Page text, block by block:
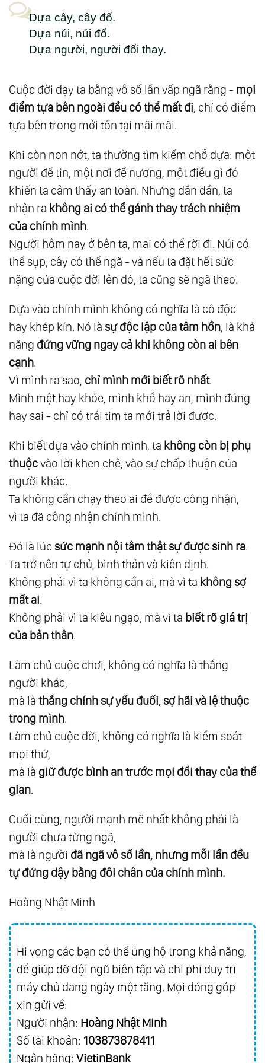
17.Thiên Đường Và Địa Ngục
18.Thượng Đế Và Quỷ Satan
19.Hành Trình Của Linh Hồn
Trong Minh Triết
21.Góc Nhìn Hooponopono Từ Khoa Học
22.Có Trí Tuệ “Ta” Sẽ Cứu Được “Mình”
23.Tiến Nhập Đại Kỷ Nguyên
24. Vượt Qua Nhị Nguyên, Bước Vào Tam
Nguyên - Con Đường Trung Đạo
25.Tam Nguyên: Nguyên Lý Vận Hành Bộ
Máy Thiên Cơ
26. Tam Nguyên: Não Lượng Tử - Nơi Khởi
Nguồn Trí Tuệ
27.Tam Nguyên: Tim Lượng Tử - Nơi Tình Yêu
Bắt Đầu
28. Tam Nguyên: Ý Thức - Nhận Thức - Niềm
Tin
29.
30.Tam Nguyên: Linh Hồn Ánh Sáng - Thân
Thể Ánh Sáng
31.Tam Nguyên: Sống Thiền - Bí Mật Trường
32.Tam Nguyên: Tình Yêu Của Nước
33. Tam Nguyên: Dòng Chảy Của Tình Yêu
34. Tam Nguyên: Thân-Tâm-Trí Hợp Nhất
35.Tam Nguyên: Giáo Dục Là Cốt Lõi
37.Trở Về Nhất Nguyên - Chạm Điểm Cân
Bằng
38.Đại Đồng Thánh Đức
39.Phương Pháp Chuyển Hóa Năng Lượng
40.Đạo Của Tự Nhiên
41.Hành Trang Bước Vào Kỷ Nguyên Mới
42.Tự Do Ý Chí
43. Người Vô Hình
44.Không Có Thấu Hiểu, Không Thể Yêu
Thương
45.Tư Duy Siêu Tích Cực
46.Sống Trọn Vẹn Từng Phút Giây
47. Sinh Mệnh Ánh Sáng
48.
49.Hành Trình Trở Về
50. Phương Pháp Trở Nên Nhất Thể Với Chúa,
Phật
51.Thuận Tự Nhiên
53.Cảm Giác Tích Cực
54.Vô Niệm - Vô Ngã
55.Thay Đổi Bản Thân Là Thay Đổi Thế Giới
56.Góc Nhìn
57. Thông Tin Là Năng Lượng
58.Làm Chủ Bản Năng
59.Nhất Ngôn, Tất Sát
60.Satan Chính Là Tình Yêu
Dựa cây, cây đổ.
Dựa núi, núi đổ.
Dựa người, người đổi thay.
Cuộc đời dạy ta bằng vô số lần vấp ngã rằng - mọi
điểm tựa bên ngoài đều có thể mất đi , chỉ có điểm
tựa bên trong mới tồn tại mãi mãi.
Khi còn non nớt, ta thường tìm kiếm chỗ dựa: một
người để tin, một nơi để nương, một điều gì đó
khiến ta cảm thấy an toàn. Nhưng dần dần, ta
nhận ra không ai có thể gánh thay trách nhiệm
của chính mình.
Người hôm nay ở bên ta, mai có thể rời đi. Núi có
thể sụp, cây có thể ngã - và nếu ta đặt hết sức
nặng của cuộc đời lên đó, ta cũng sẽ ngã theo.
Dựa vào chính mình không có nghĩa là cô độc
hay khép kín. Nó là sự độc lập của tâm hồn , là khả
năng đứng vững ngay cả khi không còn ai bên
cạnh.
Vì mình ra sao, chỉ mình mới biết rõ nhất.
Mình mệt hay khỏe, mình khổ hay an, mình đúng
hay sai - chỉ có trái tim ta mới trả lời được.
Khi biết dựa vào chính mình, ta không còn bị phụ
thuộcvào lời khen chê, vào sự chấp thuận của
người khác.
Ta không cần chạy theo ai để được công nhận,
vì ta đã công nhận chính mình.
Đó là lúc sức mạnh nội tâm thật sự được sinh ra.
Ta trở nên tự chủ, bình thản và kiên định.
Không phải vì ta không cần ai, mà vì ta không sợ
mất ai.
Không phải vì ta kiêu ngạo, mà vì ta biết rõ giá trị
của bản thân.
Làm chủ cuộc chơi, không có nghĩa là thắng
người khác,
mà là thắng chính sự yếu đuối, sợ hãi và lệ thuộc
trong mình.
Làm chủ cuộc đời, không có nghĩa là kiểm soát
mọi thứ,
mà là giữ được bình an trước mọi đổi thay của thế
gian.
Cuối cùng, người mạnh mẽ nhất không phải là
người chưa từng ngã,
mà là người đã ngã vô số lần, nhưng mỗi lần đều
tự đứng dậy bằng đôi chân của chính mình.
Hoàng Nhật Minh
Hi vọng các bạn có thể ủng hộ trong khả năng,
để giúp đỡ đội ngũ biên tập và chi phí duy trì
máy chủ đang ngày một tăng. Mọi đóng góp
xin gửi về:
Người nhận: Hoàng Nhật Minh
Số tài khoản: 103873878411
Ngân hàng: VietinBank